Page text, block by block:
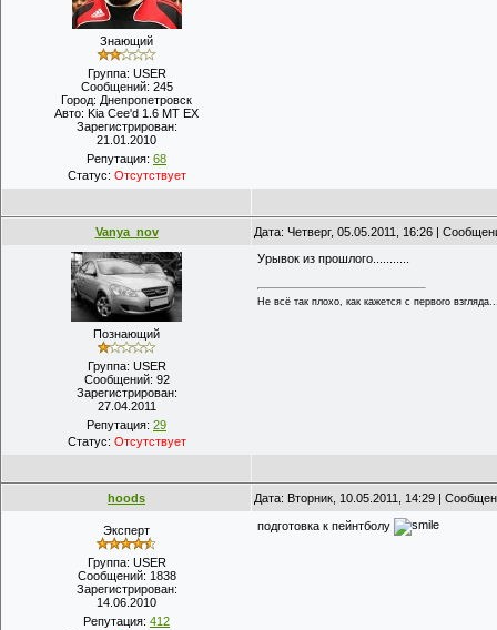
Знающий
Группа: USER
Сообщений: 245
Город: Днепропетровск
Авто: Kia Cee'd 1.6 MT EX
Зарегистрирован:
21.01.2010
Репутация: 68
Статус: Отсутствует
Vanya_nov Дата: Четверг, 05.05.2011, 16:26 |
Познающий
Группа: USER
Сообщений: 92
Зарегистрирован:
27.04.2011
Репутация: 29
Статус: Отсутствует
Урывок из прошлого...........
Не всё так плохо, как кажется с первого
hoods Дата: Вторник, 10.05.2011, 14:29 |
Эксперт
Группа: USER
Сообщений: 1838
Зарегистрирован:
14.06.2010
Репутация: 412
подготовка к пейнтболу